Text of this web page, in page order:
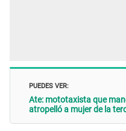
PUEDES VER:
Ate: mototaxista que
atropelló a mujer de la